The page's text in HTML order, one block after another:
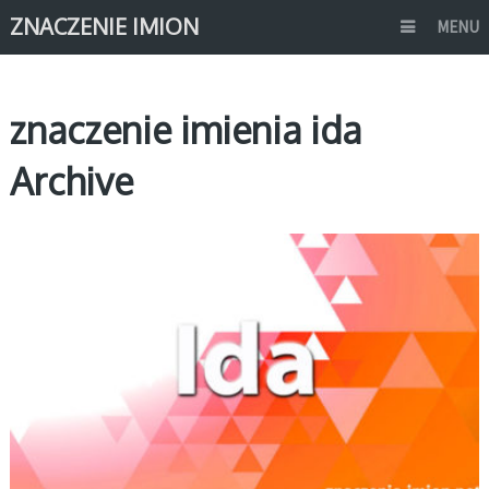
ZNACZENIE IMION MENU
znaczenie imienia ida
Archive